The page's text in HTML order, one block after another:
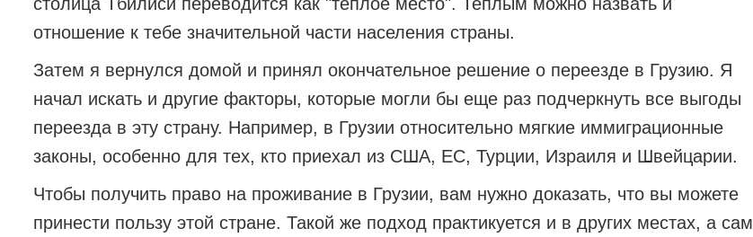
отношение к тебе значительной части населения страны.
Затем я вернулся домой и принял окончательное решение о переезде в Грузию. Я
начал искать и другие факторы, которые могли бы еще раз подчеркнуть все выгоды
переезда в эту страну. Например, в Грузии относительно мягкие иммиграционные
законы, особенно для тех, кто приехал из США, ЕС, Турции, Израиля и Швейцарии.
Чтобы получить право на проживание в Грузии, вам нужно доказать, что вы можете
принести пользу этой стране. Такой же подход практикуется и в других местах, а сам